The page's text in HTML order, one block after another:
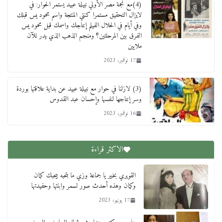
(4)مع نجمة مصر الأولي نبيلة عبيد يستمر الحوار: في
لايزال التحقيق مستمرا كنتي المنتجة واسم محمود يس قبلك
وفي أيام في الحلال الفيلم إنتاجك واسمك قبل محمود يس
الفرق بين المرحلتين؟ ومنجم الذهب الذي يدر للآن
ملايين
17 نوفمبر، 2023
(3) لازلنا في حوار مع نبيلة عبيد عن بداية علاقتها بوردة
وسر إنتاجها لنفسها وإحسان عبد القدوس
16 نوفمبر، 2023
الاكثر قراءة
القويري بخير يا جماعة وزي ما بتحبه بيحبك كمان
وكمان وهذه أحدث صور لسمر وابنتها وحفيدتها
17 يونيو، 2023